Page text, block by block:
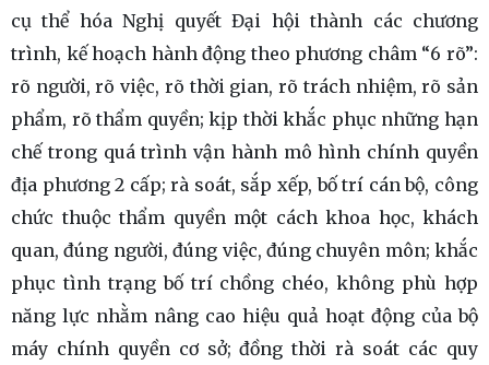
cụ thể hóa Nghị quyết Đại hội thành các chương
trình, kế hoạch hành động theo phương châm “6 rõ”:
rõ người, rõ việc, rõ thời gian, rõ trách nhiệm, rõ sản
phẩm, rõ thẩm quyền; kịp thời khắc phục những hạn
chế trong quá trình vận hành mô hình chính quyền
địa phương 2 cấp; rà soát, sắp xếp, bố trí cán bộ, công
chức thuộc thẩm quyền một cách khoa học, khách
quan, đúng người, đúng việc, đúng chuyên môn; khắc
phục tình trạng bố trí chồng chéo, không phù hợp
năng lực nhằm nâng cao hiệu quả hoạt động của bộ
máy chính quyền cơ sở; đồng thời rà soát các quy